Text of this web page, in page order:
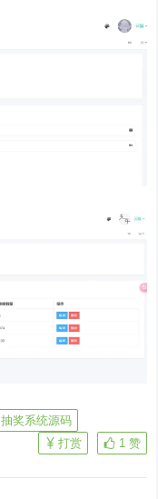
抽奖系统源码
1 赞
打赏